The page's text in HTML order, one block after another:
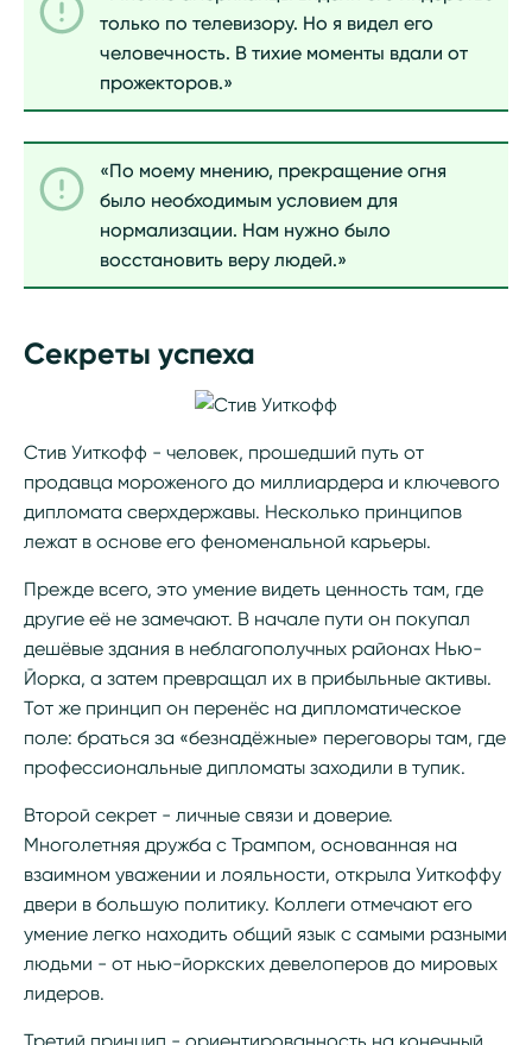
только по телевизору. Но я видел его
человечность. В тихие моменты вдали от
прожекторов.»
«По моему мнению, прекращение огня
было необходимым условием для
нормализации. Нам нужно было
восстановить веру людей.»
Секреты успеха
Стив Уиткофф - человек, прошедший путь от
продавца мороженого до миллиардера и ключевого
дипломата сверхдержавы. Несколько принципов
лежат в основе его феноменальной карьеры.
Прежде всего, это умение видеть ценность там, где
другие её не замечают. В начале пути он покупал
дешёвые здания в неблагополучных районах Нью-
Йорка, а затем превращал их в прибыльные активы.
Тот же принцип он перенёс на дипломатическое
поле: браться за «безнадёжные» переговоры там, где
профессиональные дипломаты заходили в тупик.
Второй секрет - личные связи и доверие.
Многолетняя дружба с Трампом, основанная на
взаимном уважении и лояльности, открыла Уиткоффу
двери в большую политику. Коллеги отмечают его
умение легко находить общий язык с самыми разными
людьми - от нью-йоркских девелоперов до мировых
лидеров.